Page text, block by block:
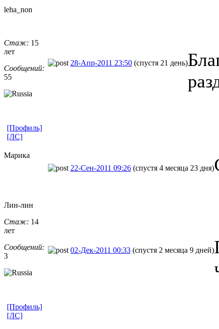
leha_non
Стаж: 15
лет
Сообщений:
55
28-Апр-2011 23:50 (спустя 21 день)
[Профиль]
[ЛС]
Марика
22-Сен-2011 09:26 (спустя 4 месяца 23 дня)
Лин-лин
Стаж: 14
лет
Сообщений:
3
02-Дек-2011 00:33 (спустя 2 месяца 9 дней)
[Профиль]
[ЛС]